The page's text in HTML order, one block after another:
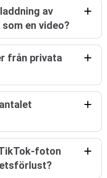
av
en video?
från privata
foton